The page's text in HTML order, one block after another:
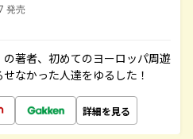
発売
の著者、初めてのヨーロッパ周遊
なかった人達をゆるした！
詳細を見る